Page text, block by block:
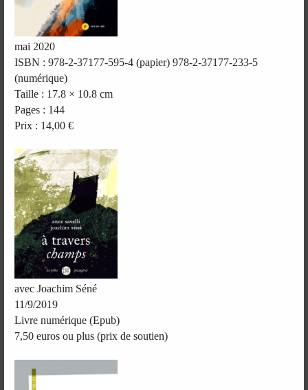
mai 2020
ISBN : 978-2-37177-595-4 (papier) 978-2-37177-233-5
(numérique)
Taille : 17.8 × 10.8 cm
Pages : 144
Prix : 14,00 €
avec Joachim Séné
11/9/2019
Livre numérique (Epub)
7,50 euros ou plus (prix de soutien)